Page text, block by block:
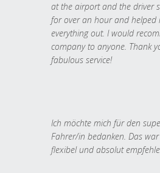
at the airport and the driver
for over an hour and helped
everything out. I would
company to anyone. Thank
fabulous service!
Ich möchte mich für den
Fahrer/in bedanken. Das war
flexibel und absolut